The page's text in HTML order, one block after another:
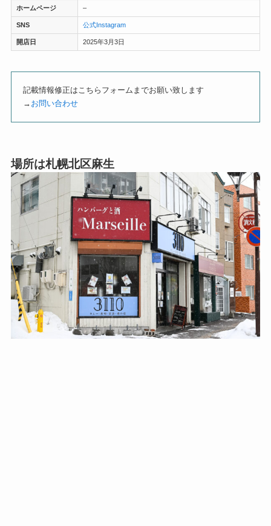
ホームページ –
SNS 公式Instagram
開店日 2025年3月3日
記載情報修正はこちらフォームまでお願い致します
→ お問い合わせ
場所は札幌北区麻生